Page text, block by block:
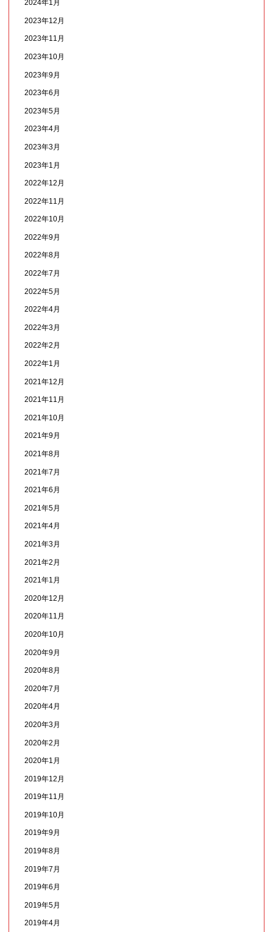
2024年1月
2023年12月
2023年11月
2023年10月
2023年9月
2023年6月
2023年5月
2023年4月
2023年3月
2023年1月
2022年12月
2022年11月
2022年10月
2022年9月
2022年8月
2022年7月
2022年5月
2022年4月
2022年3月
2022年2月
2022年1月
2021年12月
2021年11月
2021年10月
2021年9月
2021年8月
2021年7月
2021年6月
2021年5月
2021年4月
2021年3月
2021年2月
2021年1月
2020年12月
2020年11月
2020年10月
2020年9月
2020年8月
2020年7月
2020年4月
2020年3月
2020年2月
2020年1月
2019年12月
2019年11月
2019年10月
2019年9月
2019年8月
2019年7月
2019年6月
2019年5月
2019年4月